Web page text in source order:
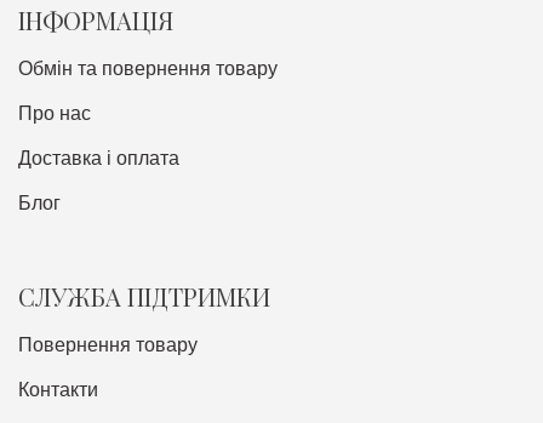
ІНФОРМАЦІЯ
Обмін та повернення товару
Про нас
Доставка i оплата
Блог
СЛУЖБА ПІДТРИМКИ
Повернення товару
Контакти